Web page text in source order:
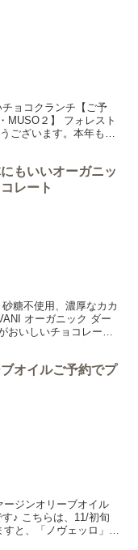
ョコクランチ【ご予
MUSO２】 フォレスト
ございます。本年もよ
もいいオーガニッ
レート
糖不使用、濃厚なカカ
オーガニック ダー
おいしいチョコレート♪
オイルご予約でプ
ジンオリーブオイル
♪ こちらは、11/初旬
と、「ノヴェッロ」１